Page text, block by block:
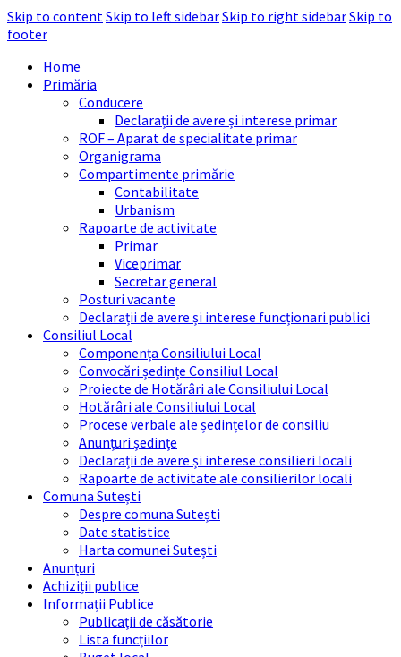
Skip to contentSkip to left sidebarSkip to right sidebarSkip to
footer
Home
Primăria
Conducere
Declarații de avere și interese primar
ROF – Aparat de specialitate primar
Organigrama
Compartimente primărie
Contabilitate
Urbanism
Rapoarte de activitate
Primar
Viceprimar
Secretar general
Posturi vacante
Declarații de avere și interese funcționari publici
Consiliul Local
Componența Consiliului Local
Convocări ședințe Consiliul Local
Proiecte de Hotărâri ale Consiliului Local
Hotărâri ale Consiliului Local
Procese verbale ale ședințelor de consiliu
Anunțuri ședințe
Declarații de avere și interese consilieri locali
Rapoarte de activitate ale consilierilor locali
Comuna Sutești
Despre comuna Sutești
Date statistice
Harta comunei Sutești
Anunțuri
Achiziții publice
Informații Publice
Publicații de căsătorie
Lista funcțiilor